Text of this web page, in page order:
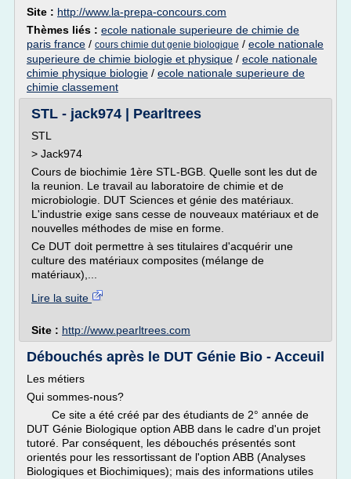
Site : http://www.la-prepa-concours.com
Thèmes liés : ecole nationale superieure de chimie de
paris france / cours chimie dut genie biologique / ecole nationale
superieure de chimie biologie et physique / ecole nationale
chimie physique biologie / ecole nationale superieure de
chimie classement
STL - jack974 | Pearltrees
STL
> Jack974
Cours de biochimie 1ère STL-BGB. Quelle sont les dut de
la reunion. Le travail au laboratoire de chimie et de
microbiologie. DUT Sciences et génie des matériaux.
L'industrie exige sans cesse de nouveaux matériaux et de
nouvelles méthodes de mise en forme.
Ce DUT doit permettre à ses titulaires d'acquérir une
culture des matériaux composites (mélange de
matériaux),...
Lire la suite
Site : http://www.pearltrees.com
Débouchés après le DUT Génie Bio - Acceuil
Les métiers
Qui sommes-nous?
Ce site a été créé par des étudiants de 2° année de
DUT Génie Biologique option ABB dans le cadre d'un projet
tutoré. Par conséquent, les débouchés présentés sont
orientés pour les ressortissant de l'option ABB (Analyses
Biologiques et Biochimiques); mais des informations utiles